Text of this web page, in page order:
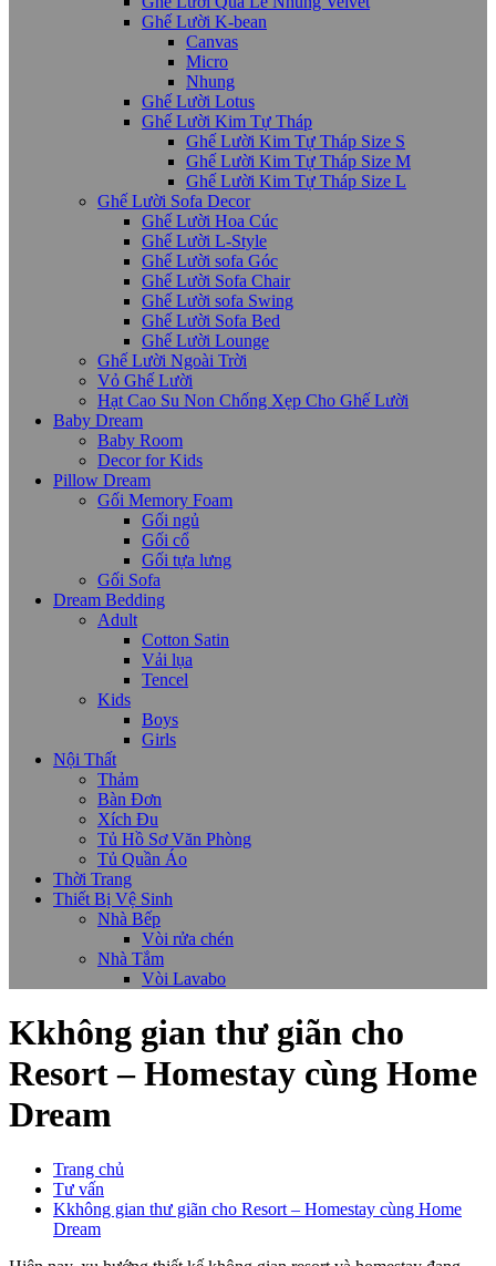
Ghế Lười K-bean
Canvas
Micro
Nhung
Ghế Lười Lotus
Ghế Lười Kim Tự Tháp
Ghế Lười Kim Tự Tháp Size S
Ghế Lười Kim Tự Tháp Size M
Ghế Lười Kim Tự Tháp Size L
Ghế Lười Sofa Decor
Ghế Lười Hoa Cúc
Ghế Lười L-Style
Ghế Lười sofa Góc
Ghế Lười Sofa Chair
Ghế Lười sofa Swing
Ghế Lười Sofa Bed
Ghế Lười Lounge
Ghế Lười Ngoài Trời
Vỏ Ghế Lười
Hạt Cao Su Non Chống Xẹp Cho Ghế Lười
Baby Dream
Baby Room
Decor for Kids
Pillow Dream
Gối Memory Foam
Gối ngủ
Gối cổ
Gối tựa lưng
Gối Sofa
Dream Bedding
Adult
Cotton Satin
Vải lụa
Tencel
Kids
Boys
Girls
Nội Thất
Thảm
Bàn Đơn
Xích Đu
Tủ Hồ Sơ Văn Phòng
Tủ Quần Áo
Thời Trang
Thiết Bị Vệ Sinh
Nhà Bếp
Vòi rửa chén
Nhà Tắm
Vòi Lavabo
Kkhông gian thư giãn cho
Resort – Homestay cùng Home
Dream
Trang chủ
Tư vấn
Kkhông gian thư giãn cho Resort – Homestay cùng Home
Dream